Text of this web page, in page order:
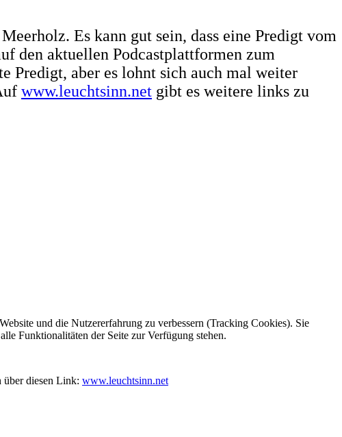
Es kann gut sein, dass eine Predigt vom
den aktuellen Podcastplattformen zum
Predigt, aber es lohnt sich auch mal weiter
www.leuchtsinn.net gibt es weitere links zu
über diesen Link: www.leuchtsinn.net
und die Nutzererfahrung zu verbessern (Tracking Cookies). Sie
Funktionalitäten der Seite zur Verfügung stehen.